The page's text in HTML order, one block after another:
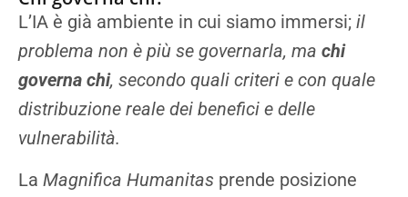
L’IA è già ambiente in cui siamo immersi; il
problema non è più se governarla, ma chi
governa chi, secondo quali criteri e con quale
distribuzione reale dei benefici e delle
vulnerabilità.
La Magnifica Humanitas prende posizione